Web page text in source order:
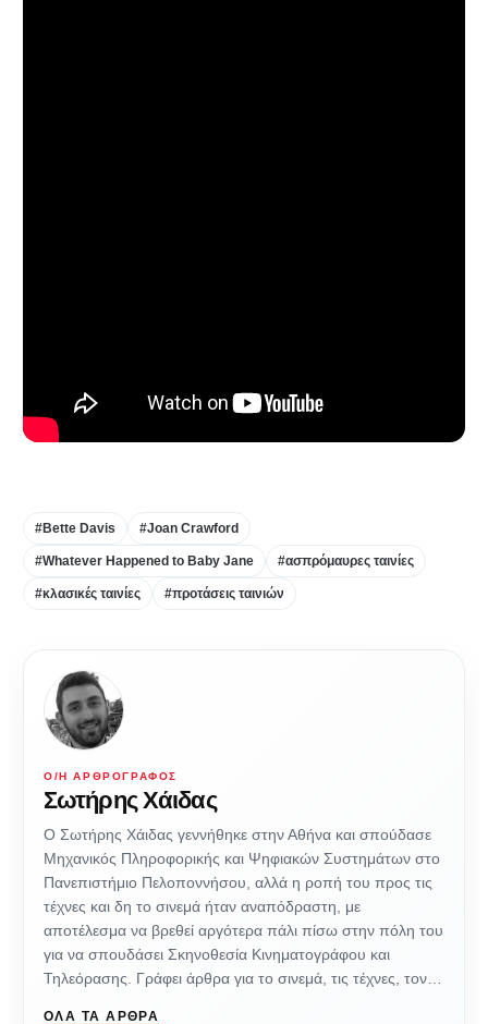
#Bette Davis #Joan Crawford
#Whatever Happened to Baby Jane #ασπρόμαυρες ταινίες
#κλασικές ταινίες #προτάσεις ταινιών
Ο/Η ΑΡΘΡΟΓΡΆΦΟΣ
Σωτήρης Χάιδας
Ο Σωτήρης Χάιδας γεννήθηκε στην Αθήνα και σπούδασε
Μηχανικός Πληροφορικής και Ψηφιακών Συστημάτων στο
Πανεπιστήμιο Πελοποννήσου, αλλά η ροπή του προς τις
τέχνες και δη το σινεμά ήταν αναπόδραστη, με
αποτέλεσμα να βρεθεί αργότερα πάλι πίσω στην πόλη του
για να σπουδάσει Σκηνοθεσία Κινηματογράφου και
Τηλεόρασης. Γράφει άρθρα για το σινεμά, τις τέχνες, τον…
ΌΛΑ ΤΑ ΆΡΘΡΑ